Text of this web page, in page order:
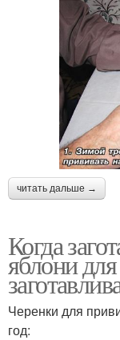
читать дальше →
Когда
яблони
Черенки для
год: